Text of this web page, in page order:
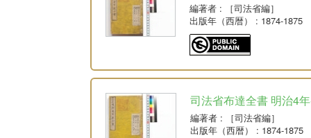
編著者 : ［司法省編］
出版年（西暦）
: 1874-1875
司法省布達全書 明治4
編著者 : ［司法省編］
出版年（西暦）
: 1874-1875